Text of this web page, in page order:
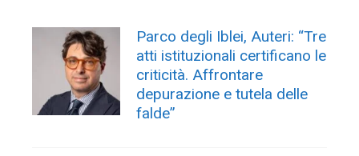
Parco degli Iblei, Auteri: “Tre
atti istituzionali certificano le
criticità. Affrontare
depurazione e tutela delle
falde”